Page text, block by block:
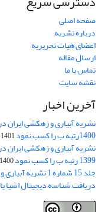
صفحه اصلی
درباره نشریه
اعضای هیات تحریریه
ارسال مقاله
تماس با ما
نقشه سایت
آخرین اخبار
نشریه آبیاری و زهکشی ایران
1400رتبه ب را کسب نمود 1401-06-02
نشریه آبیاری و زهکشی ایران
1399 رتبه ب را کسب نمود 1400-06-01
جلد 15 شماره 1 نشریه آبیاری و زهکشی ایران منتشر شد
دریافت شناسه دیجیتال اشیا یا Digital Object Recognizer (DOR)